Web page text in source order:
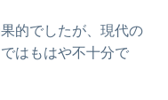
的でしたが、現代の
はもはや不十分で